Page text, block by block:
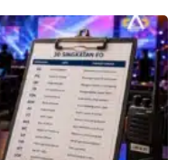
detik sebelum
mungkin belum berada
saja baru diganti.
berada di ruang tunggu.
video tambahan diputar